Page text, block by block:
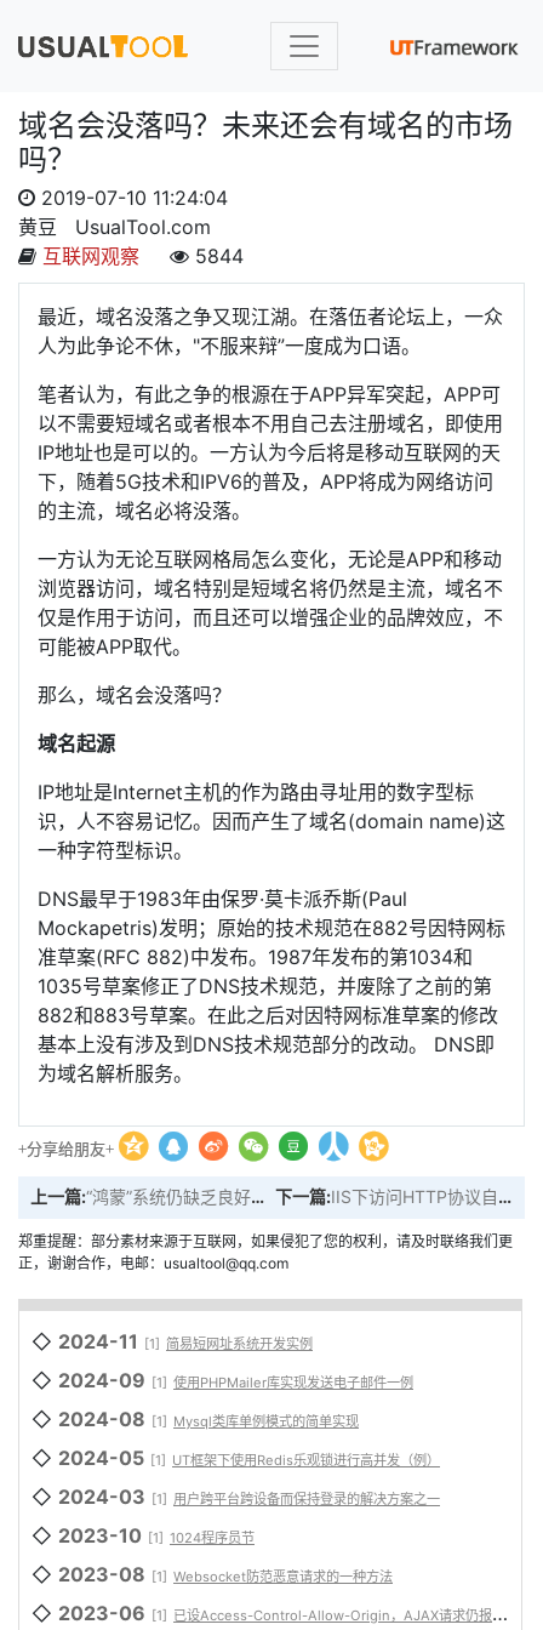
域名会没落吗？未来还会有域名的市场
吗？
2019-07-10 11:24:04
黄豆
UsualTool.com
互联网观察
5844
最近，域名没落之争又现江湖。在落伍者论坛上，一众
人为此争论不休，"不服来辩”一度成为口语。
笔者认为，有此之争的根源在于APP异军突起，APP可
以不需要短域名或者根本不用自己去注册域名，即使用
IP地址也是可以的。一方认为今后将是移动互联网的天
下，随着5G技术和IPV6的普及，APP将成为网络访问
的主流，域名必将没落。
一方认为无论互联网格局怎么变化，无论是APP和移动
浏览器访问，域名特别是短域名将仍然是主流，域名不
仅是作用于访问，而且还可以增强企业的品牌效应，不
可能被APP取代。
那么，域名会没落吗？
域名起源
IP地址是Internet主机的作为路由寻址用的数字型标
识，人不容易记忆。因而产生了域名(domain name)这
一种字符型标识。
DNS最早于1983年由保罗·莫卡派乔斯(Paul
Mockapetris)发明；原始的技术规范在882号因特网标
准草案(RFC 882)中发布。1987年发布的第1034和
1035号草案修正了DNS技术规范，并废除了之前的第
882和883号草案。在此之后对因特网标准草案的修改
基本上没有涉及到DNS技术规范部分的改动。 DNS即
为域名解析服务。
+分享给朋友+
上一篇:“鸿蒙”系统仍缺乏良好的应用程序生态系统 下一篇:IIS下访问HTTP协议自动切换到HTTPS协议
郑重提醒：部分素材来源于互联网，如果侵犯了您的权利，请及时联络我们更
正，谢谢合作，电邮：usualtool@qq.com
◇ 2024-11 [1] 简易短网址系统开发实例
◇ 2024-09 [1] 使用PHPMailer库实现发送电子邮件一例
◇ 2024-08 [1] Mysql类库单例模式的简单实现
◇ 2024-05 [1] UT框架下使用Redis乐观锁进行高并发（例）
◇ 2024-03 [1] 用户跨平台跨设备而保持登录的解决方案之一
◇ 2023-10 [1] 1024程序员节
◇ 2023-08 [1] Websocket防范恶意请求的一种方法
◇ 2023-06 [1] 已设Access-Control-Allow-Origin，AJAX请求仍报跨域问题的解决